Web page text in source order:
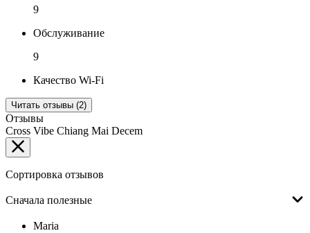
9
Обслуживание
9
Качество Wi-Fi
Читать отзывы (2)
Отзывы
Cross Vibe Chiang Mai Decem
Сортировка отзывов
Сначала полезные
Maria